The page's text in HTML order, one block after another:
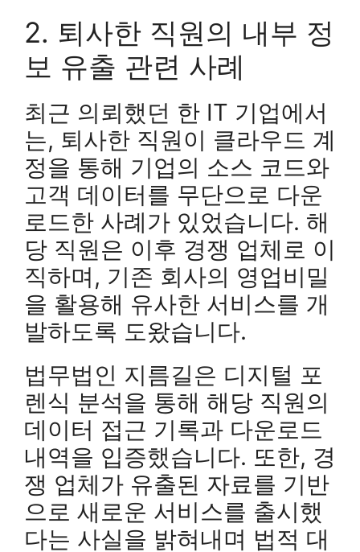
2. 퇴사한 직원의 내부 정
보 유출 관련 사례
최근 의뢰했던 한 IT 기업에서
는, 퇴사한 직원이 클라우드 계
정을 통해 기업의 소스 코드와
고객 데이터를 무단으로 다운
로드한 사례가 있었습니다. 해
당 직원은 이후 경쟁 업체로 이
직하며, 기존 회사의 영업비밀
을 활용해 유사한 서비스를 개
발하도록 도왔습니다.
법무법인 지름길은 디지털 포
렌식 분석을 통해 해당 직원의
데이터 접근 기록과 다운로드
내역을 입증했습니다. 또한, 경
쟁 업체가 유출된 자료를 기반
으로 새로운 서비스를 출시했
다는 사실을 밝혀내며 법적 대